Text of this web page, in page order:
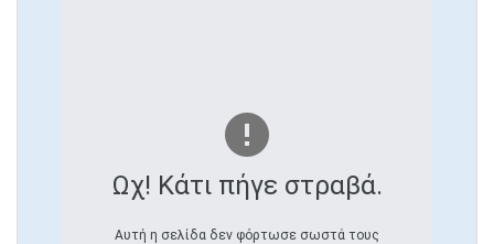
Ωχ! Κάτι πήγε στραβά.
Αυτή η σελίδα δεν φόρτωσε σωστά τους